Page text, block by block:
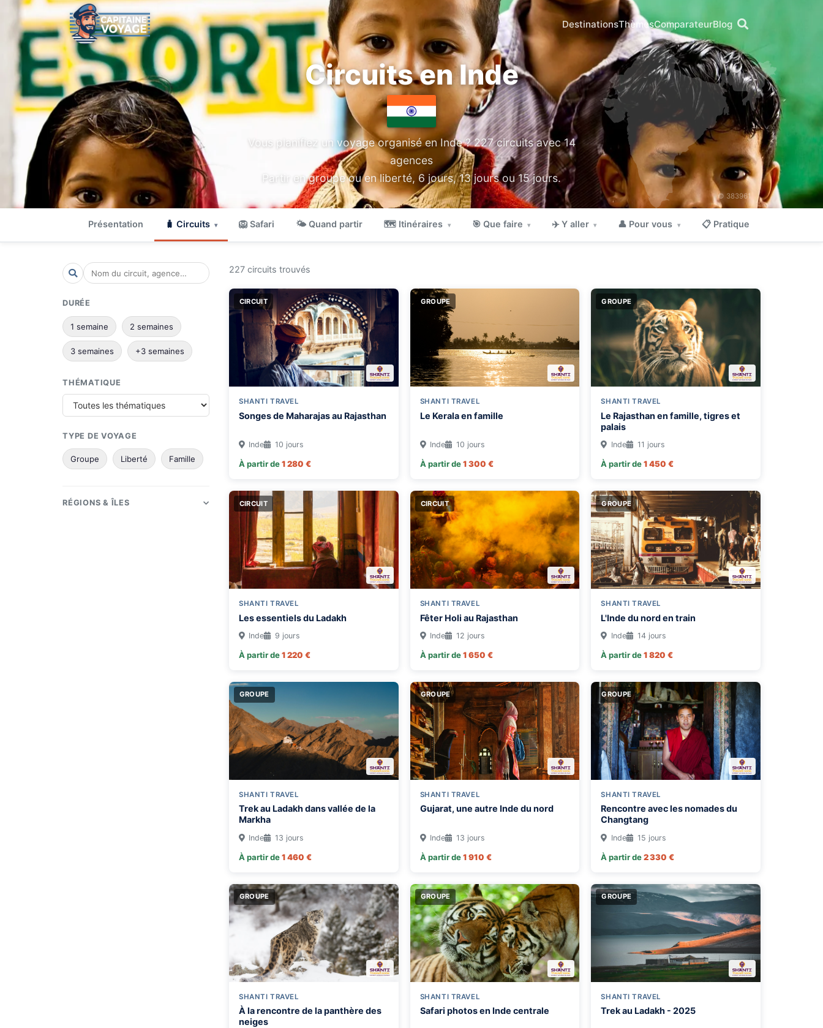
DestinationsThèmesComparateurBlog
Circuits en Inde
Vous planifiez un voyage organisé en Inde ? 227 circuits avec 14
agences
Partir en groupe ou en liberté, 6 jours, 13 jours ou 15 jours.
© 383961
Présentation 🧳 Circuits ▾ 🦁 Safari 🌤 Quand partir 🗺 Itinéraires ▾ 🎯 Que faire ▾ ✈️ Y aller ▾ 👤 Pour vous ▾ 📋 Pratique
DURÉE
1 semaine 2 semaines
3 semaines +3 semaines
THÉMATIQUE
TYPE DE VOYAGE
Groupe Liberté Famille
RÉGIONS & ÎLES
227 circuits trouvés
CIRCUIT
SHANTI TRAVEL
Songes de Maharajas au Rajasthan
Inde 10 jours
À partir de1 280 €
GROUPE
SHANTI TRAVEL
Le Kerala en famille
Inde 10 jours
À partir de1 300 €
GROUPE
SHANTI TRAVEL
Le Rajasthan en famille, tigres et
palais
Inde 11 jours
À partir de1 450 €
CIRCUIT
SHANTI TRAVEL
Les essentiels du Ladakh
Inde 9 jours
À partir de1 220 €
CIRCUIT
SHANTI TRAVEL
Fêter Holi au Rajasthan
Inde 12 jours
À partir de1 650 €
GROUPE
SHANTI TRAVEL
L'Inde du nord en train
Inde 14 jours
À partir de1 820 €
GROUPE
SHANTI TRAVEL
Trek au Ladakh dans vallée de la
Markha
Inde 13 jours
À partir de1 460 €
GROUPE
SHANTI TRAVEL
Gujarat, une autre Inde du nord
Inde 13 jours
À partir de1 910 €
GROUPE
SHANTI TRAVEL
Rencontre avec les nomades du
Changtang
Inde 15 jours
À partir de2 330 €
GROUPE
SHANTI TRAVEL
À la rencontre de la panthère des
neiges
GROUPE
SHANTI TRAVEL
Safari photos en Inde centrale
GROUPE
SHANTI TRAVEL
Trek au Ladakh - 2025